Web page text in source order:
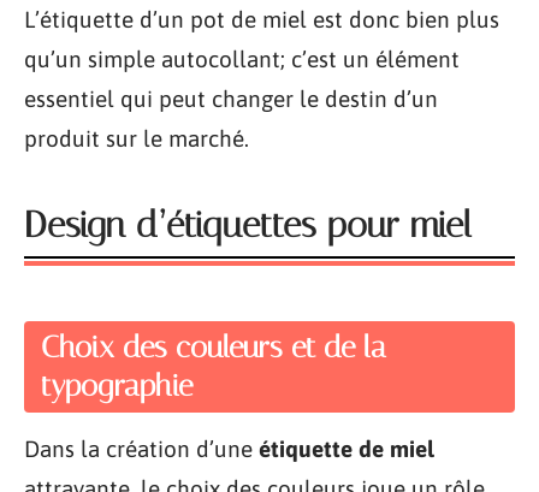
L’étiquette d’un pot de miel est donc bien plus
qu’un simple autocollant; c’est un élément
essentiel qui peut changer le destin d’un
produit sur le marché.
Design d’étiquettes pour miel
Choix des couleurs et de la
typographie
Dans la création d’une étiquette de miel